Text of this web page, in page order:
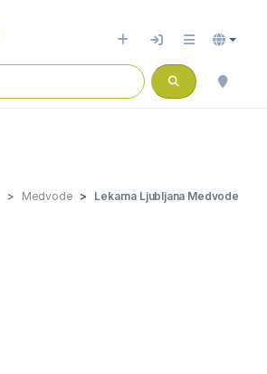
Medvode Lekarna Ljubljana Medvode